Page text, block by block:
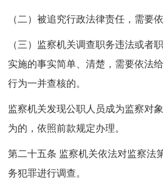
（二）被追究行政法律责任，需要
（三）监察机关调查职务违法或者
实施的事实简单、清楚，需要依法
行为一并查核的。
监察机关发现公职人员成为监察对
为的，依照前款规定办理。
第二十五条 监察机关依法对监察法
务犯罪进行调查。